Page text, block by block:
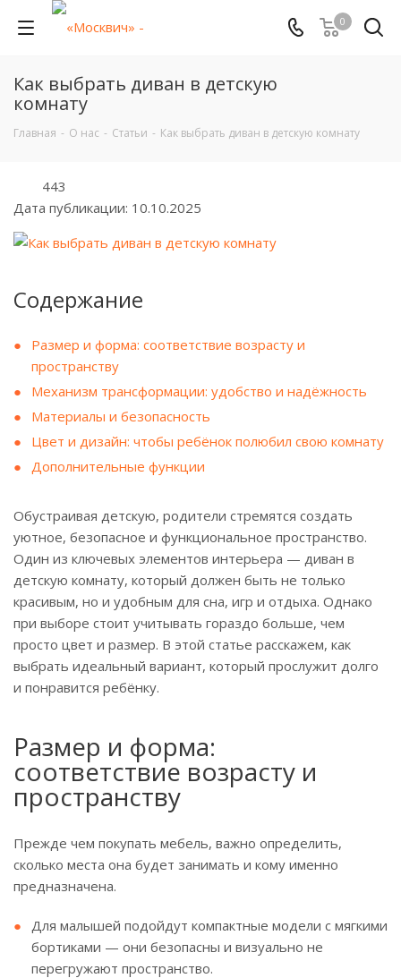
0
Как выбрать диван в детскую
комнату
Главная - О нас - Статьи - Как выбрать диван в детскую комнату
443
Дата публикации: 10.10.2025
Содержание
Размер и форма: соответствие возрасту и
пространству
Механизм трансформации: удобство и надёжность
Материалы и безопасность
Цвет и дизайн: чтобы ребёнок полюбил свою комнату
Дополнительные функции
Обустраивая детскую, родители стремятся создать
уютное, безопасное и функциональное пространство.
Один из ключевых элементов интерьера — диван в
детскую комнату, который должен быть не только
красивым, но и удобным для сна, игр и отдыха. Однако
при выборе стоит учитывать гораздо больше, чем
просто цвет и размер. В этой статье расскажем, как
выбрать идеальный вариант, который прослужит долго
и понравится ребёнку.
Размер и форма:
соответствие возрасту и
пространству
Прежде чем покупать мебель, важно определить,
сколько места она будет занимать и кому именно
предназначена.
Для малышей подойдут компактные модели с мягкими
бортиками — они безопасны и визуально не
перегружают пространство.